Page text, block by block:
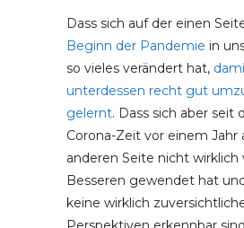
Dass sich auf der einen
Beginn der Pandemie in
so vieles verändert hat,
unterdessen recht gut
gelernt. Dass sich aber seit
Corona-Zeit vor einem Jahr
anderen Seite nicht wirklich
Besseren gewendet hat
keine wirklich